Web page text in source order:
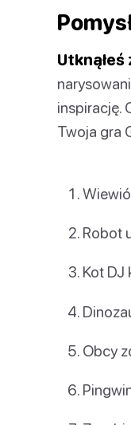
Utknąłeś
inspirację.
Twoja gra
Robot
Kot DJ
Obcy